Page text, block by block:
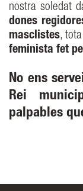
nostra soledat
dones
masclistes,
feminista fet
No ens
Rei
palpables